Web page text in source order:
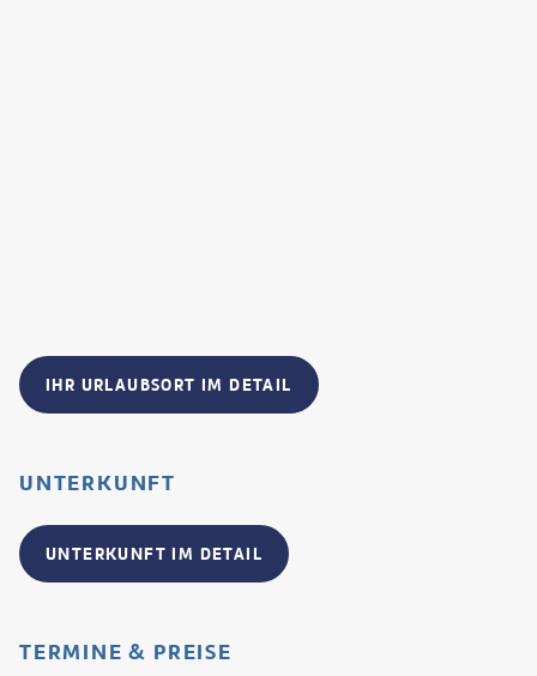
IHR URLAUBSORT IM DETAIL
UNTERKUNFT
UNTERKUNFT IM DETAIL
TERMINE & PREISE